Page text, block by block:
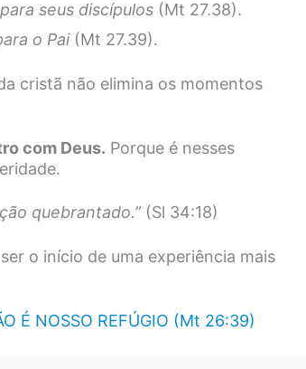
seus discípulos (Mt 27.38).
o Pai (Mt 27.39).
cristã não elimina os momentos
com Deus. Porque é nesses
quebrantado.”(Sl 34:18)
o início de uma experiência mais
É NOSSO REFÚGIO (Mt 26:39)